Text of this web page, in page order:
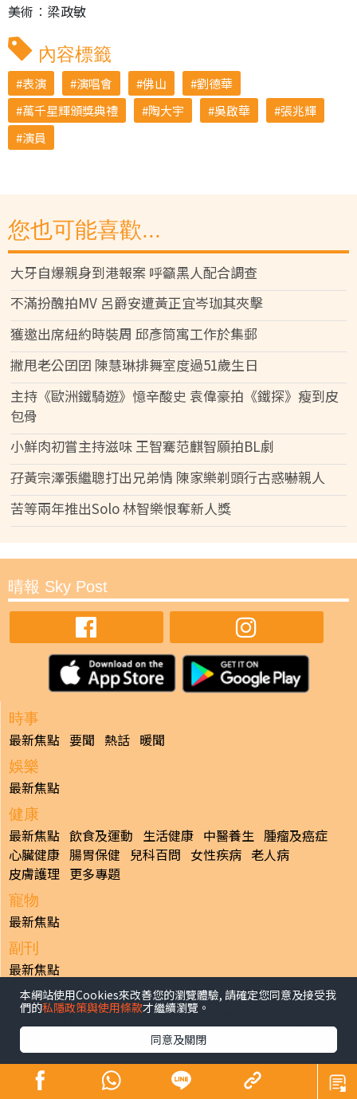
美術︰梁政敏
內容標籤
表演 演唱會 佛山
劉德華
萬千星輝頒獎典禮
陶大宇 吳啟華
張兆輝
演員
您也可能喜歡...
大牙自爆親身到港報案 呼籲黑人配合調查
不滿扮醜拍MV 呂爵安遭黃正宜岑珈其夾擊
獲邀出席紐約時裝周 邱彥筒寓工作於集郵
撇甩老公囝囝 陳慧琳排舞室度過51歲生日
主持《歐洲鐵騎遊》憶辛酸史 袁偉豪拍《鐵探》瘦到皮
包骨
小鮮肉初嘗主持滋味 王智騫范麒智願拍BL劇
孖黃宗澤張繼聰打出兄弟情 陳家樂剃頭行古惑嚇親人
苦等兩年推出Solo 林智樂恨奪新人獎
晴報 Sky Post
時事
最新焦點 要聞 熱話 暖聞
娛樂
最新焦點
健康
最新焦點 飲食及運動 生活健康 中醫養生 腫瘤及癌症
心臟健康 腸胃保健 兒科百問 女性疾病 老人病
皮膚護理 更多專題
寵物
最新焦點
副刊
最新焦點
日報
揭頁版 港聞 財經/地產 中國/國際
生活副刊
體育 專題/人物
香港經濟日報版權所有©2026
本網站使用Cookies來改善您的瀏覽體驗, 請確定您同意及接受我
們的私隱政策與使用條款才繼續瀏覽。
同意及關閉